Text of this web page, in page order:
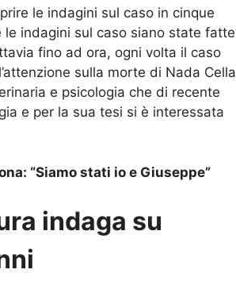
le indagini sul caso in cinque
le indagini sul caso siano state fatte
fino ad ora, ogni volta il caso
sulla morte di Nada Cella
e psicologia che di recente
e per la sua tesi si è interessata
“Siamo stati io e Giuseppe”
indaga su